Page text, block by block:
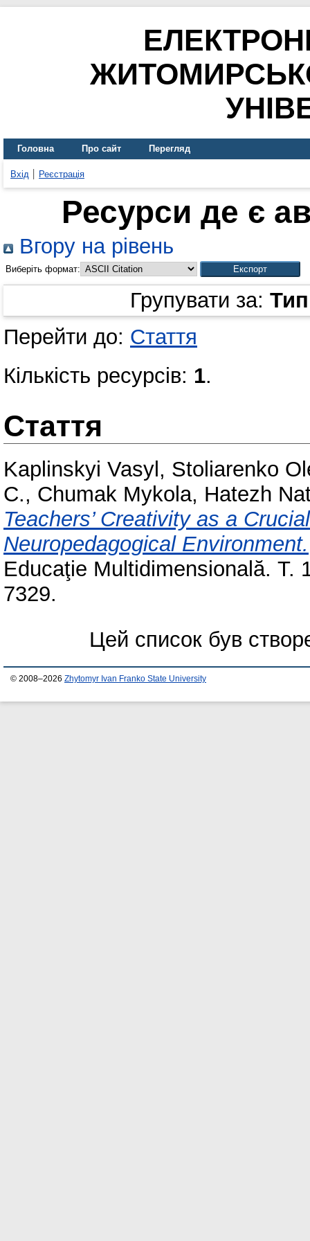
Головна Про сайт Перегляд
Вхід Реєстрація
Ресурси де є
Вгору на рівень
Виберіть формат:
Групувати за:
Перейти до: Стаття
Кількість ресурсів: 1.
Стаття
Kaplinskyi Vasyl , Stoliarenko
С., Chumak Mykola, Hаtezh
Teachers’ Creativity as a
Neuropedagogical Environment.
Educaţie Multidimensională.
7329.
Цей список був
© 2008–2026 Zhytomyr Ivan Franko State University